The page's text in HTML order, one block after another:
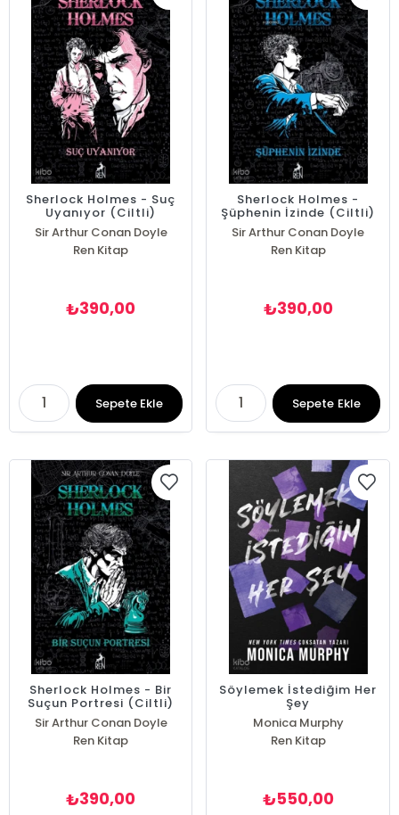
Sherlock Holmes - Suç
Uyanıyor (Ciltli)
Sir Arthur Conan Doyle
Ren Kitap
₺390,00
Sepete Ekle
Sherlock Holmes -
Şüphenin İzinde (Ciltli)
Sir Arthur Conan Doyle
Ren Kitap
₺390,00
Sepete Ekle
Sherlock Holmes - Bir
Suçun Portresi (Ciltli)
Sir Arthur Conan Doyle
Ren Kitap
₺390,00
Söylemek İstediğim Her
Şey
Monica Murphy
Ren Kitap
₺550,00